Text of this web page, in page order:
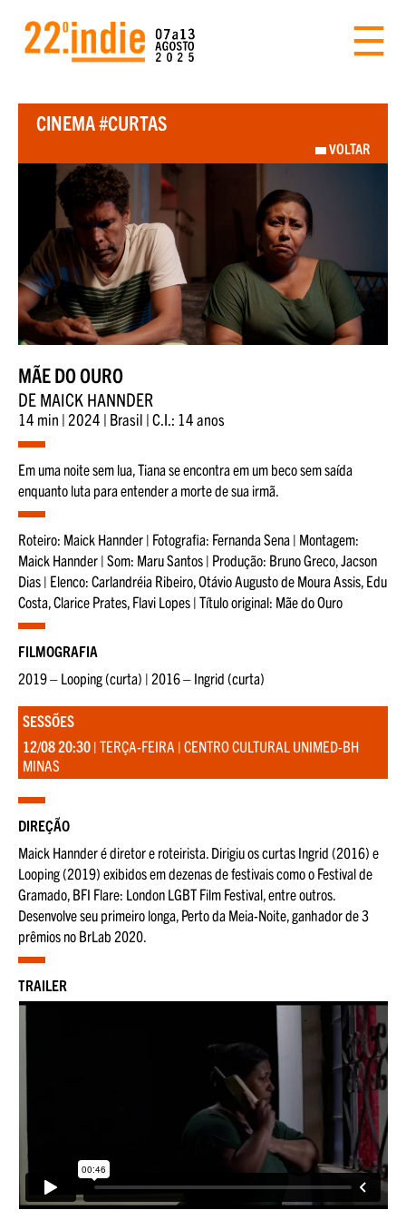
CINEMA #CURTAS
VOLTAR
MÃE DO OURO
DE MAICK HANNDER
14 min | 2024 | Brasil | C.I.: 14 anos
Em uma noite sem lua, Tiana se encontra em um beco sem saída
enquanto luta para entender a morte de sua irmã.
Roteiro: Maick Hannder | Fotografia: Fernanda Sena | Montagem:
Maick Hannder | Som: Maru Santos | Produção: Bruno Greco, Jacson
Dias | Elenco: Carlandréia Ribeiro, Otávio Augusto de Moura Assis, Edu
Costa, Clarice Prates, Flavi Lopes | Título original: Mãe do Ouro
FILMOGRAFIA
2019 – Looping (curta) | 2016 – Ingrid (curta)
SESSÕES
12/08 20:30| TERÇA-FEIRA | CENTRO CULTURAL UNIMED-BH
MINAS
DIREÇÃO
Maick Hannder é diretor e roteirista. Dirigiu os curtas Ingrid (2016) e
Looping (2019) exibidos em dezenas de festivais como o Festival de
Gramado, BFI Flare: London LGBT Film Festival, entre outros.
Desenvolve seu primeiro longa, Perto da Meia-Noite, ganhador de 3
prêmios no BrLab 2020.
TRAILER